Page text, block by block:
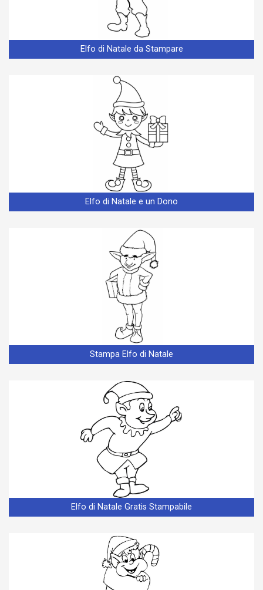
Elfo di Natale da Stampare
Elfo di Natale e un Dono
Stampa Elfo di Natale
Elfo di Natale Gratis Stampabile